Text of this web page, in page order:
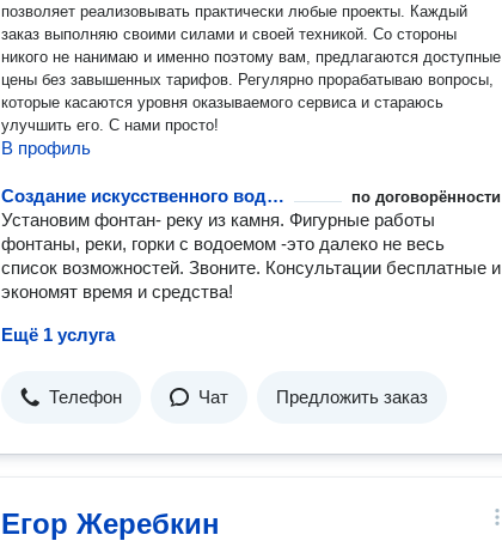
позволяет реализовывать практически любые проекты. Каждый
заказ выполняю своими силами и своей техникой. Со стороны
никого не нанимаю и именно поэтому вам, предлагаются доступные
цены без завышенных тарифов. Регулярно прорабатываю вопросы,
которые касаются уровня оказываемого сервиса и стараюсь
улучшить его. С нами просто!
В профиль
Создание искусственного водоема по договорённости
Установим фонтан- реку из камня. Фигурные работы
фонтаны, реки, горки с водоемом -это далеко не весь
список возможностей. Звоните. Консультации бесплатные и
экономят время и средства!
Ещё 1 услуга
Телефон Чат Предложить заказ
Егор Жеребкин